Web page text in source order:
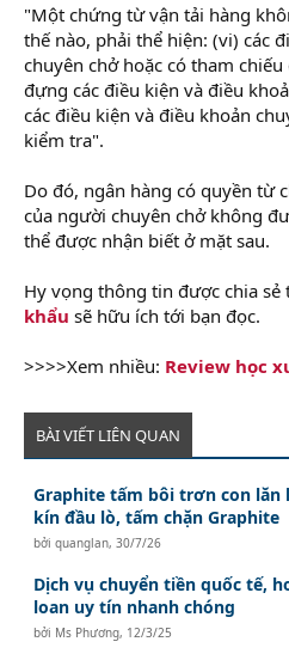
"Một chứng từ vận tải hàng
thế nào, phải thể hiện: (vi) các
chuyên chở hoặc có tham
đựng các điều kiện và điều
các điều kiện và điều khoản
kiểm tra".
Do đó, ngân hàng có quyền từ
của người chuyên chở không
thể được nhận biết ở mặt sau.
Hy vọng thông tin được chia sẻ
khẩu sẽ hữu ích tới bạn đọc.
>>>>Xem nhiều: Review học
BÀI VIẾT LIÊN QUAN
Graphite tấm bôi trơn con lăn
kín đầu lò, tấm chặn Graphite
bởiquanglan,30/7/26
Dịch vụ chuyển tiền quốc tế,
loan uy tín nhanh chóng
bởi Ms Phương, 12/3/25